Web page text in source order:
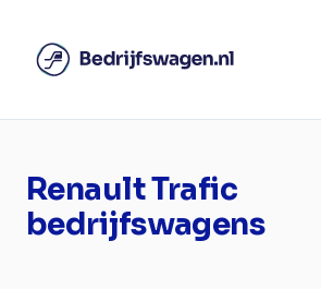
Renault Trafic
bedrijfswagens